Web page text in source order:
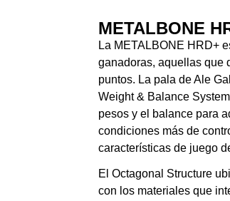
METALBONE
La METALBONE HRD+
ganadoras, aquellas que
puntos. La pala de Ale
Weight & Balance
pesos y el balance para
condiciones más de
características de juego
El Octagonal Structure
con los materiales que